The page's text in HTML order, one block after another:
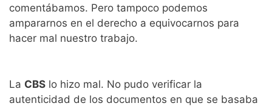
comentábamos. Pero tampoco podemos
ampararnos en el derecho a equivocarnos para
hacer mal nuestro trabajo.
La CBS lo hizo mal. No pudo verificar la
autenticidad de los documentos en que se basaba